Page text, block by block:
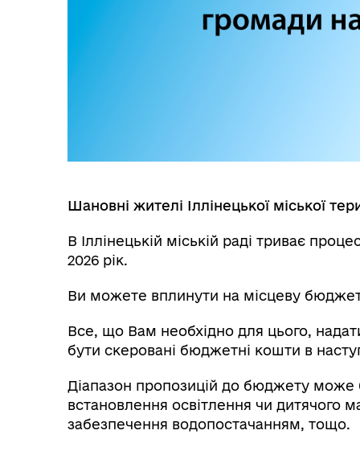
Шановні жителі Іллінецької міської
В Іллінецькій міській раді триває
2026 рік.
Ви можете вплинути на місцеву
Все, що Вам необхідно для цього,
бути скеровані бюджетні кошти в
Діапазон пропозицій до бюджету
встановлення освітлення чи дитячого
забезпечення водопостачанням, тощо.